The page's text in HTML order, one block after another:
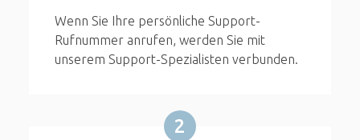
Wenn Sie Ihre persönliche Support-
Rufnummer anrufen, werden Sie mit
unserem Support-Spezialisten verbunden.
2